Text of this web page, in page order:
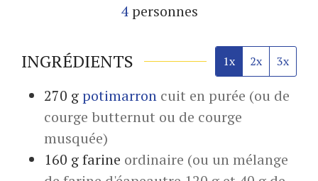
4 personnes
INGRÉDIENTS 1x 2x 3x
270 gpotimarron cuit en purée (ou de
courge butternut ou de courge
musquée)
160 gfarine ordinaire (ou un mélange